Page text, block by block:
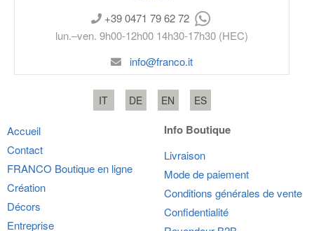
+39 0471 79 62 72
lun.–ven. 9h00-12h00 14h30-17h30 (HEC)
info@franco.it
IT DE EN ES
Accueil
Contact
FRANCO Boutique en ligne
Création
Décors
Entreprise
Info Boutique
Livraison
Mode de paiement
Conditions générales de vente
Confidentialité